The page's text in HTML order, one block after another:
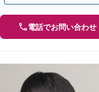
電話でお問い合わせ